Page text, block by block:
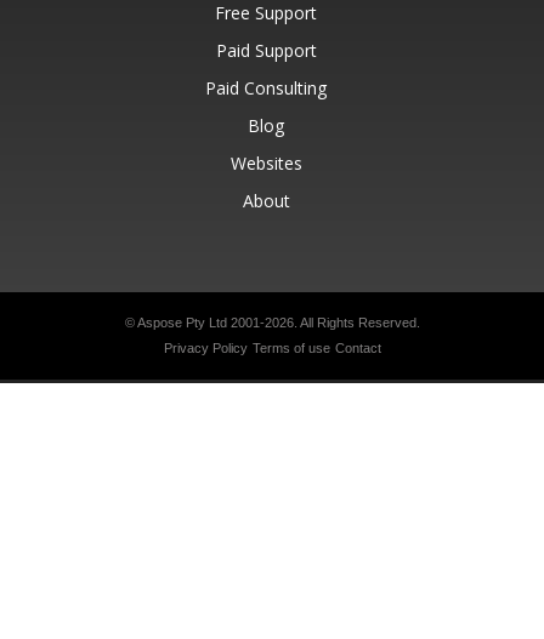
Free Support
Paid Support
Paid Consulting
Blog
Websites
About
© Aspose Pty Ltd 2001-2026. All Rights Reserved.
Privacy Policy Terms of use Contact